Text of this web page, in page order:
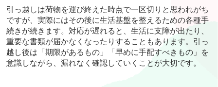
引っ越しは荷物を運び終えた時点で一区切りと思われがち
ですが、実際にはその後に生活基盤を整えるための各種手
続きが続きます。対応が遅れると、生活に支障が出たり、
重要な書類が届かなくなったりすることもあります。引っ
越し後は「期限があるもの」「早めに手配すべきもの」を
意識しながら、漏れなく確認していくことが大切です。